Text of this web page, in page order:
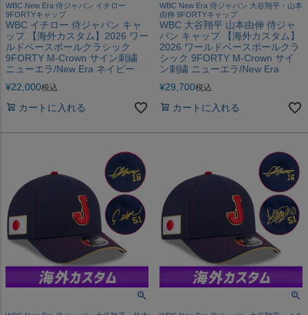
WBC New Era 侍ジャパン イチロー
9FORTYキャップ
WBC イチロー 侍ジャパン キャ
ップ 【海外カスタム】2026 ワー
ルドベースボールクラシック
9FORTY M-Crown サイン刺繍
ニューエラ/New Era ネイビー
¥22,000税込
カートに入れる
WBC New Era 侍ジャパン 大谷翔平・山本
由伸 9FORTYキャップ
WBC 大谷翔平 山本由伸 侍ジャ
パン キャップ 【海外カスタム】
2026 ワールドベースボールクラ
シック 9FORTY M-Crown サイ
ン刺繍 ニューエラ/New Era
¥29,700税込
カートに入れる